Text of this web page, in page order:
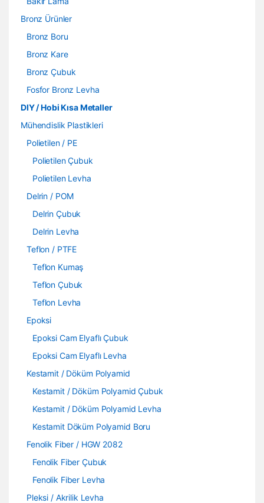
Bronz Ürünler
Bronz Boru
Bronz Kare
Bronz Çubuk
Fosfor Bronz Levha
DIY / Hobi Kısa Metaller
Mühendislik Plastikleri
Polietilen / PE
Polietilen Çubuk
Polietilen Levha
Delrin / POM
Delrin Çubuk
Delrin Levha
Teflon / PTFE
Teflon Kumaş
Teflon Çubuk
Teflon Levha
Epoksi
Epoksi Cam Elyaflı Çubuk
Epoksi Cam Elyaflı Levha
Kestamit / Döküm Polyamid
Kestamit / Döküm Polyamid Çubuk
Kestamit / Döküm Polyamid Levha
Kestamit Döküm Polyamid Boru
Fenolik Fiber / HGW 2082
Fenolik Fiber Çubuk
Fenolik Fiber Levha
Pleksi / Akrilik Levha